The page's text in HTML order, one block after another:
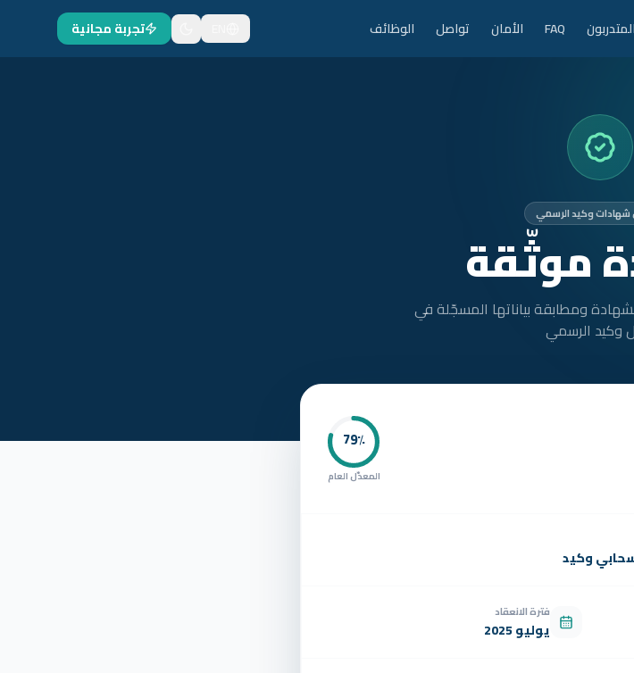
المتدربون FAQ الأمان تواصل الوظائف تجربة مجانية
وكيد الرسمي
موثّقة
ومطابقة بياناتها المسجّلة في
وكيد الرسمي
79٪
المعدّل العام
وكيد
فترة الانعقاد
يوليو 2025